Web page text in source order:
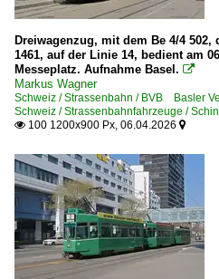
Dreiwagenzug, mit dem Be 4/4 502,
1461, auf der Linie 14, bedient am
Messeplatz. Aufnahme Basel. 
Markus Wagner
Schweiz / Strassenbahn / BVB Basler
Schweiz / Strassenbahnfahrzeuge /
 100 1200x900 Px, 06.04.2026 